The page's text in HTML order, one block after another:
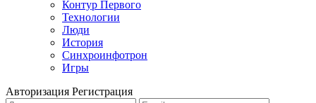
Контур Первого
Технологии
Люди
История
Синхроинфотрон
Игры
Авторизация Регистрация